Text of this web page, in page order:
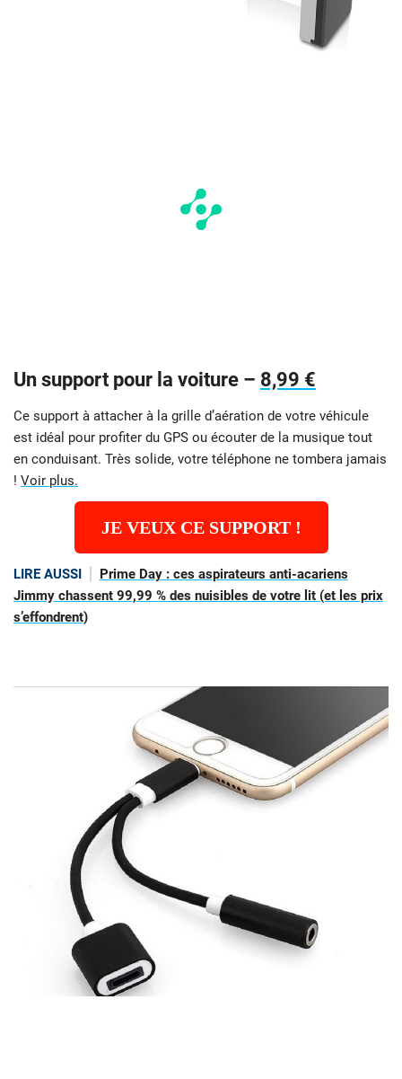
Un support pour la voiture – 8,99 €
Ce support à attacher à la grille d’aération de votre véhicule
est idéal pour profiter du GPS ou écouter de la musique tout
en conduisant. Très solide, votre téléphone ne tombera jamais
! Voir plus.
JE VEUX CE SUPPORT !
LIRE AUSSI
Prime Day : ces aspirateurs anti-acariens
Jimmy chassent 99,99 % des nuisibles de votre lit (et les prix
s’effondrent)